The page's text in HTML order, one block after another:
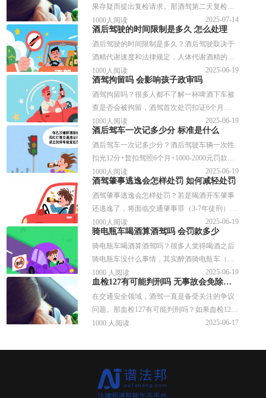
果存疑而提出复检请求。那酒驾第二天复检是
否有必要？需要当事人签字吗？针对相关的问
题，谱法邦做了详细的解答，供参考。
1000人阅读 2025-07-14
酒后驾驶的时间限制是多久 怎么处理
酒后驾驶的时间限制是多久？酒后驾驶取决于
酒精代谢速度和法律规定，人体代谢酒精的速
度约为每小时10-15毫克/100毫升，法律上规
定，只要驾驶员血液酒精含量达到或超过20毫
克/100毫升即构成酒驾，超过80毫克/100毫升则
属于醉驾。那么酒后驾驶怎么处理？接下来可
以参考下文具体内容。
1000人阅读 2025-06-19
酒驾拘留吗 会影响孩子政审吗
酒驾拘留吗？很多人都不了解一杯啤酒下车被
查是否会被拘留，酒驾首次处罚扣证6个月
+1000-2000元罚款；再犯处10日拘留+吊销驾
照。那么酒驾会影响孩子政审吗？接下来可以
参考下文整理的详细内容。
1000人阅读 2025-06-19
酒后驾车一次记多少分 标准是什么
酒后驾车一次记多少分？酒后驾驶车辆一次性
扣光12分+暂扣驾照6个月+1000-2000元罚款，
要是醉酒驾驶直接吊销驾照+5年内不得重考
+追究刑事责任。那么酒后驾车标准是什么？
接下来可以参考谱法邦整理的文章资料。
1000人阅读 2025-06-19
酒驾肇事逃逸会怎样处罚 如何减轻处罚
酒驾肇事逃逸会怎样处罚？若是喝酒开车肇事
还逃逸了，将面临交通肇事罪（3-7年徒刑）
+危险驾驶罪（并罚），且吊销驾照且永世不
得重考。那么酒驾肇事逃逸如何减轻处罚？接
下来可以参考下文具体内容。
1000人阅读 2025-06-19
骑电瓶车喝酒算酒驾吗 会罚款多少
骑电瓶车喝酒算酒驾吗？很多人觉得喝酒之后
骑电瓶车没什么事情，其实醉酒骑电瓶车（血
液酒精≥80mg/100ml）会受到扣留车辆+罚款50
元的处罚，引发事故的按危险驾驶罪追究刑事
责任。那么骑电瓶车喝酒会罚款多少？接下来
可以参考下文具体内容。
1000 人阅读 2025-06-19
血检127有可能判刑吗 无事故会免除处罚吗
在交通安全领域，酒驾一直是备受关注的争议
问题。那血检127有可能判刑吗？如果血检127
但是没有事故会免除处罚吗？来看看相关的回
1000 人阅读 2025-06-17